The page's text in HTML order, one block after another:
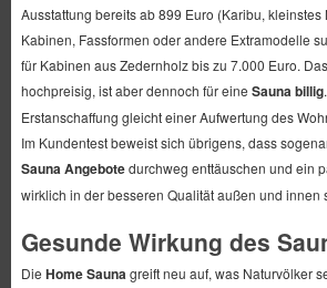
Ausstattung bereits ab 899 Euro (Karibu, kleinstes
Kabinen, Fassformen oder andere Extramodelle
für Kabinen aus Zedernholz bis zu 7.000 Euro.
hochpreisig, ist aber dennoch für eine Sauna billig
Erstanschaffung gleicht einer Aufwertung des
Im Kundentest beweist sich übrigens, dass
Sauna Angebotedurchweg enttäuschen und ein
wirklich in der besseren Qualität außen und innen
Gesunde Wirkung des
Die Home Sauna greift neu auf, was Naturvölker